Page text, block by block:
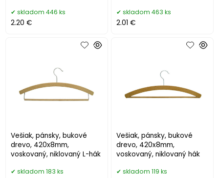
skladom 446 ks
2.20 €
skladom 463 ks
2.01 €
Vešiak, pánsky, bukové
drevo, 420x8mm,
voskovaný, niklovaný L-hák
skladom 183 ks
Vešiak, pánsky, bukové
drevo, 420x8mm,
voskovaný, niklovaný hák
skladom 119 ks